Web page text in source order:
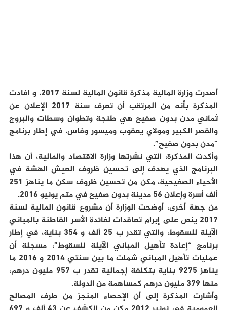
أصدرت وزارة المالية مذكرة قانون المالية لسنة 2017، و افادت
المذكرة بأنه من المرتقب أن تعرف سنة 2017 الإعلان عن
ثماني مدن بدون صفيح هي طنجة وتطوان وسطات والبروج
والقصر الكبير ومولاي يعقوب وميسور وفاس، في إطار برنامج
“مدن بدون صفيح”.
وأكدت المذكرة، التي نشرتها وزارة الاقتصاد والمالية، أن هذا
البرنامج الذي يهدف إلى تحسين ظروف العيش الهشة في
الأحياء الصفيحية، مكن من تحسين ظروف سكن ما يناهز 251
ألف أسرة وإعلان 56 مدينة بدون صفيح في متم يونيو 2016.
من جهة أخرى، أوضحت الوزارة أن مشروع قانون المالية لسنة
2017 ينص على إبرام تعاقدات لفائدة الأسر القاطنة بالمباني
الآيلة للسقوط، والتي تقدر ب 25 ألف و 354 بناية، في إطار
برنامج “إعادة تأهيل المباني الآيلة للسقوط”، مسجلة أن
عمليات تأهيل المباني شملت ما بين سنتي 2014 و 2016 ما
يناهز 9275 بناية بتكلفة إجمالية تقدر ب 957 مليون درهم،
منها 379 مليون درهم كمساهمة من الدولة.
وأشارت المذكرة إلى أن الإحصاء المنجز من طرف المصالح